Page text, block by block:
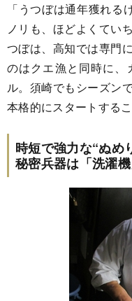
「うつぼは通年獲れ
ノリも、ほどよくてい
つぼは、高知では専門
のはクエ漁と同時に、
ル。須崎でもシーズン
本格的にスタートする
時短で強力な“ぬめ
秘密兵器は「洗濯機